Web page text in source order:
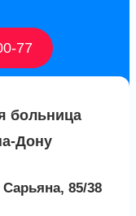
77
больница
Дону
85/38